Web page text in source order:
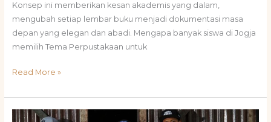
Konsep ini memberikan kesan akademis yang dalam,
mengubah setiap lembar buku menjadi dokumentasi masa
depan yang elegan dan abadi. Mengapa banyak siswa di Jogja
memilih Tema Perpustakaan untuk
Read More »
Inspirasi